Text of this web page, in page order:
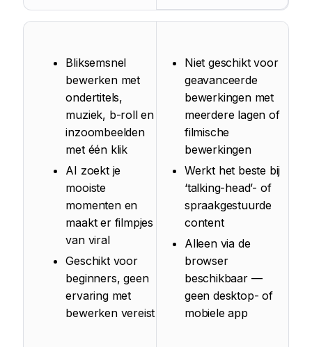
Bliksemsnel
bewerken met
ondertitels,
muziek, b-roll en
inzoombeelden
met één klik
AI zoekt je
mooiste
momenten en
maakt er filmpjes
van viral
Geschikt voor
beginners, geen
ervaring met
bewerken vereist
Niet geschikt voor
geavanceerde
bewerkingen met
meerdere lagen of
filmische
bewerkingen
Werkt het beste bij
‘talking-head’- of
spraakgestuurde
content
Alleen via de
browser
beschikbaar —
geen desktop- of
mobiele app